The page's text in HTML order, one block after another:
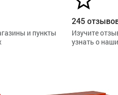
и пункты
245
Изучите
узнать о